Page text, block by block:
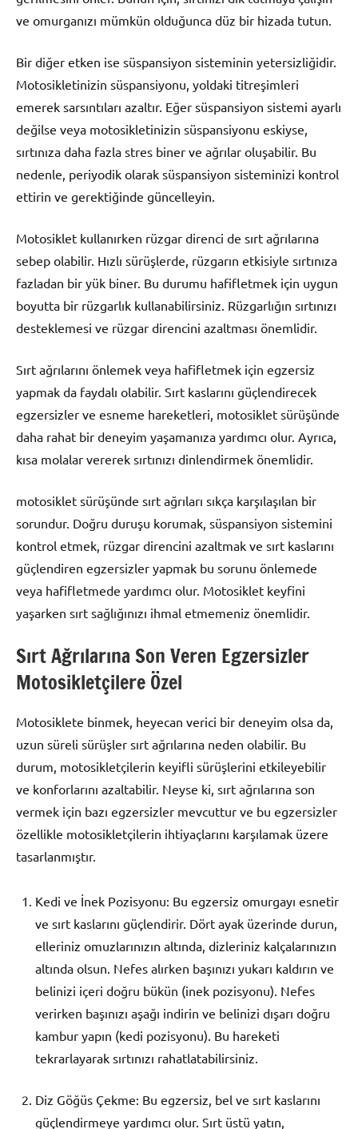
ve omurganızı mümkün olduğunca düz bir hizada tutun.
Bir diğer etken ise süspansiyon sisteminin yetersizliğidir.
Motosikletinizin süspansiyonu, yoldaki titreşimleri
emerek sarsıntıları azaltır. Eğer süspansiyon sistemi ayarlı
değilse veya motosikletinizin süspansiyonu eskiyse,
sırtınıza daha fazla stres biner ve ağrılar oluşabilir. Bu
nedenle, periyodik olarak süspansiyon sisteminizi kontrol
ettirin ve gerektiğinde güncelleyin.
Motosiklet kullanırken rüzgar direnci de sırt ağrılarına
sebep olabilir. Hızlı sürüşlerde, rüzgarın etkisiyle sırtınıza
fazladan bir yük biner. Bu durumu hafifletmek için uygun
boyutta bir rüzgarlık kullanabilirsiniz. Rüzgarlığın sırtınızı
desteklemesi ve rüzgar direncini azaltması önemlidir.
Sırt ağrılarını önlemek veya hafifletmek için egzersiz
yapmak da faydalı olabilir. Sırt kaslarını güçlendirecek
egzersizler ve esneme hareketleri, motosiklet sürüşünde
daha rahat bir deneyim yaşamanıza yardımcı olur. Ayrıca,
kısa molalar vererek sırtınızı dinlendirmek önemlidir.
motosiklet sürüşünde sırt ağrıları sıkça karşılaşılan bir
sorundur. Doğru duruşu korumak, süspansiyon sistemini
kontrol etmek, rüzgar direncini azaltmak ve sırt kaslarını
güçlendiren egzersizler yapmak bu sorunu önlemede
veya hafifletmede yardımcı olur. Motosiklet keyfini
yaşarken sırt sağlığınızı ihmal etmemeniz önemlidir.
Sırt Ağrılarına Son Veren Egzersizler
Motosikletçilere Özel
Motosiklete binmek, heyecan verici bir deneyim olsa da,
uzun süreli sürüşler sırt ağrılarına neden olabilir. Bu
durum, motosikletçilerin keyifli sürüşlerini etkileyebilir
ve konforlarını azaltabilir. Neyse ki, sırt ağrılarına son
vermek için bazı egzersizler mevcuttur ve bu egzersizler
özellikle motosikletçilerin ihtiyaçlarını karşılamak üzere
tasarlanmıştır.
Kedi ve İnek Pozisyonu: Bu egzersiz omurgayı esnetir
ve sırt kaslarını güçlendirir. Dört ayak üzerinde durun,
elleriniz omuzlarınızın altında, dizleriniz kalçalarınızın
altında olsun. Nefes alırken başınızı yukarı kaldırın ve
belinizi içeri doğru bükün (inek pozisyonu). Nefes
verirken başınızı aşağı indirin ve belinizi dışarı doğru
kambur yapın (kedi pozisyonu). Bu hareketi
tekrarlayarak sırtınızı rahatlatabilirsiniz.
Diz Göğüs Çekme: Bu egzersiz, bel ve sırt kaslarını
güçlendirmeye yardımcı olur. Sırt üstü yatın,